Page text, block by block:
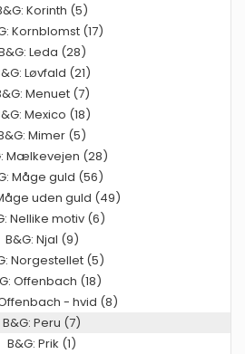
Korinth (5)
Kornblomst (17)
Leda (28)
Løvfald (21)
Menuet (7)
Mexico (18)
Mimer (5)
Mælkevejen (28)
Måge guld (56)
uden guld (49)
Nellike motiv (6)
B&G: Njal (9)
Norgestellet (5)
Offenbach (18)
- hvid (8)
B&G: Peru (7)
B&G: Prik (1)